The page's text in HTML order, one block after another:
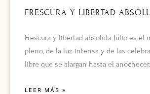
FRESCURA Y LIBERTAD
Frescura y libertad absoluta Julio es el
pleno, de la luz intensa y de las
libre que se alargan hasta el
LEER MÁS »